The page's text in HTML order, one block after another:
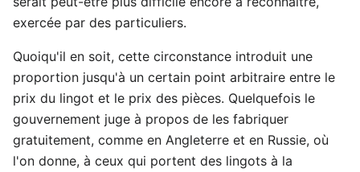
exercée par des particuliers.
Quoiqu'il en soit, cette circonstance introduit une
proportion jusqu'à un certain point arbitraire entre le
prix du lingot et le prix des pièces. Quelquefois le
gouvernement juge à propos de les fabriquer
gratuitement, comme en Angleterre et en Russie, où
l'on donne, à ceux qui portent des lingots à la